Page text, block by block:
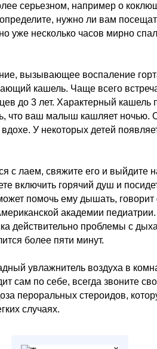
серьезном, например о
нужно ли вам
уже несколько часов мирно
вызывающее воспаление
кашель. Чаще всего
до 3 лет. Характерный кашель
что ваш малыш кашляет ночью.
У некоторых детей
с лаем, свяжите его и выйдите
включить горячий душ и
помочь ему дышать, говорит
академии
действительно проблемы с
более пяти минут.
увлажнитель воздуха в
сам по себе, всегда звоните
пероральных стероидов,
случаях.